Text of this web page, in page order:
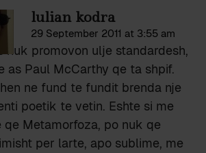
lulian kodra
29 September 2011 at 3:55 am
nuk promovon ulje standardesh,
as Paul McCarthy qe ta shpif.
ne fund te fundit brenda nje
poetik te vetin. Eshte si me
qe Metamorfoza, po nuk qe
per larte, apo sublime, me